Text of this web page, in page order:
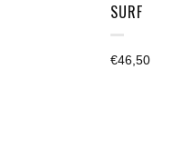
SURF
€46,50